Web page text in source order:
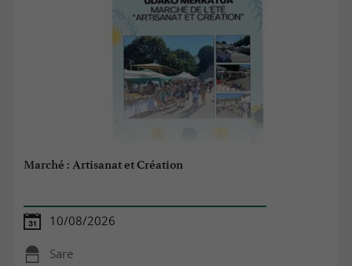
Marché : Artisanat et Création
10/08/2026
Sare